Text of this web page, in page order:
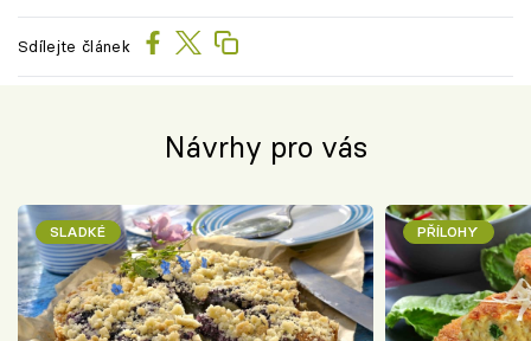
Sdílejte článek
Návrhy pro vás
SLADKÉ PŘÍLOHY